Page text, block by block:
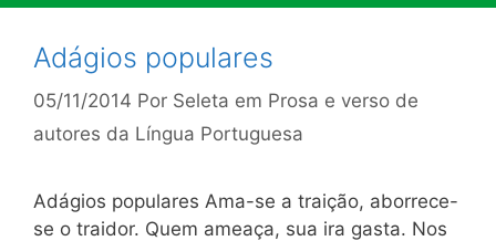
Adágios populares
05/11/2014 Por Seleta em Prosa e verso de
autores da Língua Portuguesa
Adágios populares Ama-se a traição, aborrece-
se o traidor. Quem ameaça, sua ira gasta. Nos